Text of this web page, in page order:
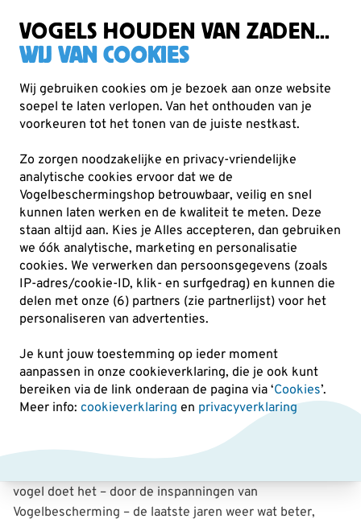
VOGELS HOUDEN VAN ZADEN...
WIJ VAN COOKIES
Wij gebruiken cookies om je bezoek aan onze website
soepel te laten verlopen. Van het onthouden van je
voorkeuren tot het tonen van de juiste nestkast.
Zo zorgen noodzakelijke en privacy-vriendelijke
analytische cookies ervoor dat we de
Vogelbeschermingshop betrouwbaar, veilig en snel
kunnen laten werken en de kwaliteit te meten. Deze
staan altijd aan. Kies je Alles accepteren, dan gebruiken
we óók analytische, marketing en personalisatie
cookies. We verwerken dan persoonsgegevens (zoals
IP-adres/cookie-ID, klik- en surfgedrag) en kunnen die
delen met onze (6) partners (zie partnerlijst) voor het
personaliseren van advertenties.
Je kunt jouw toestemming op ieder moment
aanpassen in onze cookieverklaring, die je ook kunt
bereiken via de link onderaan de pagina via ‘Cookies’.
Meer info: cookieverklaring en privacyverklaring
Jaar van de Huismus in 2024
← Naar het artikelenoverzicht
Het Jaar van de Huismus
vogel doet het – door de inspanningen van
Vogelbescherming – de laatste jaren weer wat beter,